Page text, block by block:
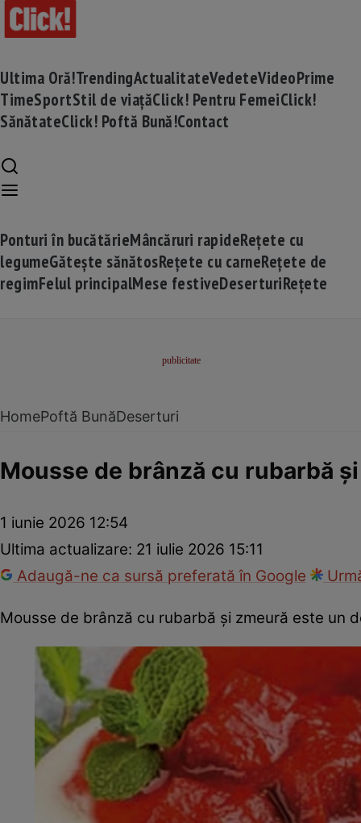
Ultima Oră!TrendingActualitateVedeteVideoPrime
TimeSportStil de viațăClick! Pentru FemeiClick!
SănătateClick! Poftă Bună!Contact
Ponturi în bucătărieMâncăruri rapideRețete cu
legumeGătește sănătosRețete cu carneRețete de
regimFelul principalMese festiveDeserturiRețete
HomePoftă BunăDeserturi
Mousse de brânză cu rubarbă
1 iunie 2026 12:54
Ultima actualizare: 21 iulie 2026 15:11
Adaugă-ne ca sursă preferată în Google
Mousse de brânză cu rubarbă și zmeură este un